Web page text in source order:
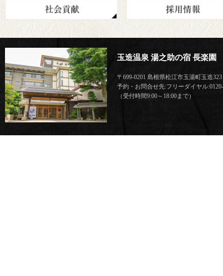
玉造温泉 湯之助の宿 長楽園
〒699-0201 島根県松江市玉湯町玉造323
予約・お問合せ先:フリーダイヤル
（受付時間9:00～18:00まで）